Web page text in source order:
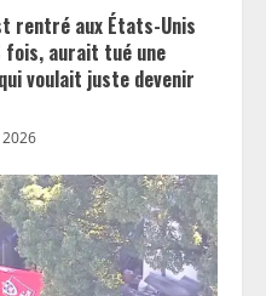
rentré aux États-Unis
fois, aurait tué une
voulait juste devenir